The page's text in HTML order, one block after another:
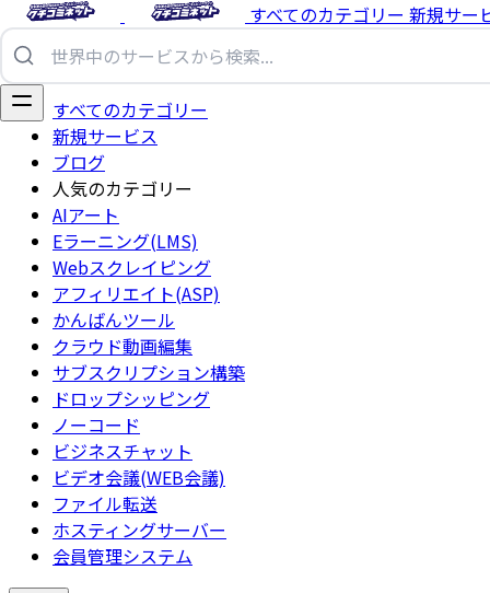
すべてのカテゴリー 新規サー
すべてのカテゴリー
新規サービス
ブログ
人気のカテゴリー
AIアート
Eラーニング(LMS)
Webスクレイピング
アフィリエイト(ASP)
かんばんツール
クラウド動画編集
サブスクリプション構築
ドロップシッピング
ノーコード
ビジネスチャット
ビデオ会議(WEB会議)
ファイル転送
ホスティングサーバー
会員管理システム